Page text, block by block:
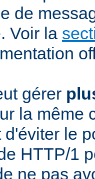
de
Voir la
gérer
la même
d'éviter le
HTTP/1
ne pas